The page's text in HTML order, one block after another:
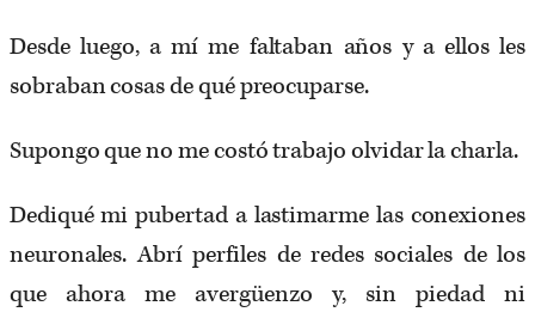
Desde luego, a mí me faltaban años y a ellos les
sobraban cosas de qué preocuparse.
Supongo que no me costó trabajo olvidar la charla.
Dediqué mi pubertad a lastimarme las conexiones
neuronales. Abrí perfiles de redes sociales de los
que ahora me avergüenzo y, sin piedad ni